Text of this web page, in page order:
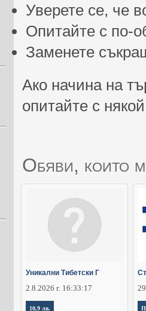
Уверете се, че
Опитайте с по-
Заменете
Ако начина на
опитайте с
Обяви, които
Уникални Тибетски Г
2.8.2026 г. 16:33:17
10,9 лв.